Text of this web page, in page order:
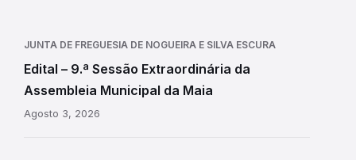
JUNTA DE FREGUESIA DE NOGUEIRA E SILVA ESCURA
Edital – 9.ª Sessão Extraordinária da
Assembleia Municipal da Maia
Agosto 3, 2026